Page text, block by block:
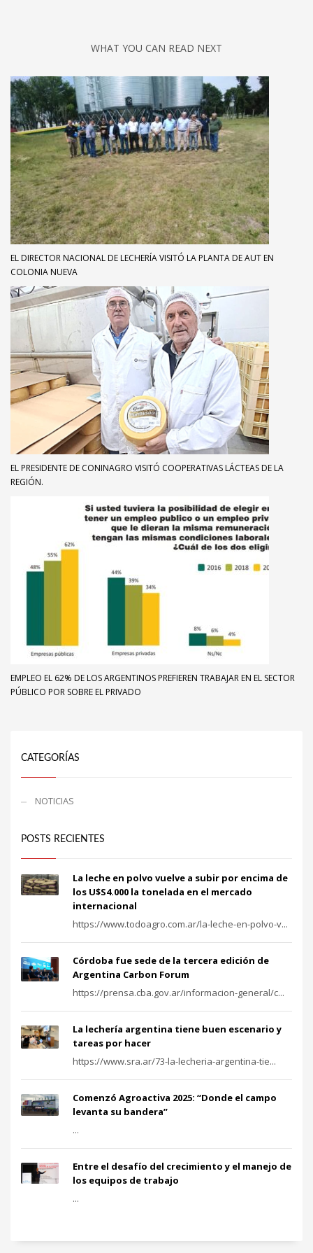
WHAT YOU CAN READ NEXT
EL DIRECTOR NACIONAL DE LECHERÍA VISITÓ LA PLANTA DE AUT EN
COLONIA NUEVA
EL PRESIDENTE DE CONINAGRO VISITÓ COOPERATIVAS LÁCTEAS DE LA
REGIÓN.
EMPLEO EL 62% DE LOS ARGENTINOS PREFIEREN TRABAJAR EN EL SECTOR
PÚBLICO POR SOBRE EL PRIVADO
CATEGORÍAS
NOTICIAS
POSTS RECIENTES
La leche en polvo vuelve a subir por encima de
los U$S4.000 la tonelada en el mercado
internacional
https://www.todoagro.com.ar/la-leche-en-polvo-v...
Córdoba fue sede de la tercera edición de
Argentina Carbon Forum
https://prensa.cba.gov.ar/informacion-general/c...
La lechería argentina tiene buen escenario y
tareas por hacer
https://www.sra.ar/73-la-lecheria-argentina-tie...
Comenzó Agroactiva 2025: “Donde el campo
levanta su bandera”
...
Entre el desafío del crecimiento y el manejo de
los equipos de trabajo
...